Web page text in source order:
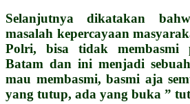
Selanjutnya dikatakan
masalah kepercayaan
Polri, bisa tidak
Batam dan ini menjadi
mau membasmi, basmi aja
yang tutup, ada yang buka ”